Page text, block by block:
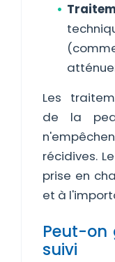
Les
de la
récidives.
prise en
et à
Peut-on
suivi